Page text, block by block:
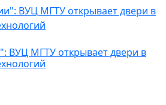
ВУЦ МГТУ открывает двери в